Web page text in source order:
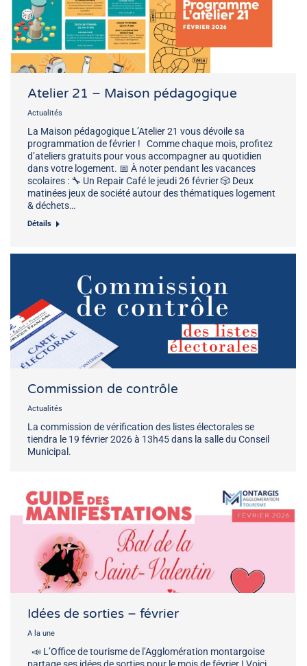
Atelier 21 – Maison pédagogique
Actualités
La Maison pédagogique L’Atelier 21 vous dévoile sa
programmation de février ! Comme chaque mois, profitez
d’ateliers gratuits pour vous accompagner au quotidien
dans votre logement. 📅 À noter pendant les vacances
scolaires : 🔧 Un Repair Café le jeudi 26 février 🎲 Deux
matinées jeux de société autour des thématiques logement
& déchets…
Détails
Commission de contrôle
Actualités
La commission de vérification des listes électorales se
tiendra le 19 février 2026 à 13h45 dans la salle du Conseil
Municipal.
Idées de sorties – février
A la une
📣 L’Office de tourisme de l’Agglomération montargoise
partage ses idées de sorties pour le mois de février ! Voici